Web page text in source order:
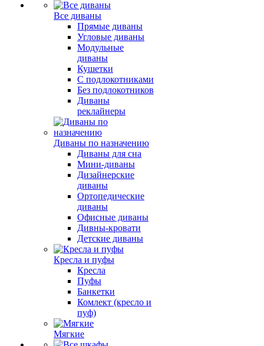
Все диваны
Прямые диваны
Угловые диваны
Модульные
диваны
Кушетки
С подлокотниками
Без подлокотников
Диваны
реклайнеры
Диваны по назначению
Диваны для сна
Мини-диваны
Дизайнерские
диваны
Ортопедические
диваны
Офисные диваны
Дивны-кровати
Детские диваны
Кресла и пуфы
Кресла
Пуфы
Банкетки
Комлект (кресло и
пуф)
Мягкие